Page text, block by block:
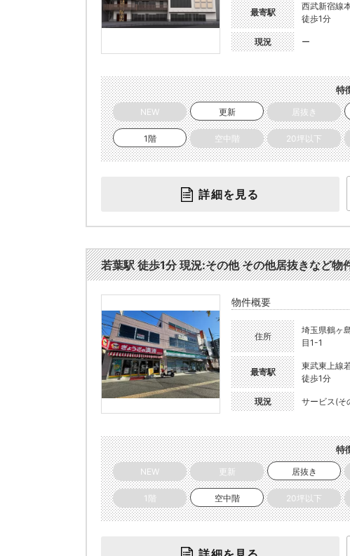
最寄駅
西武新宿線
徒歩1分
現況 ー
特
NEW 更新 居抜き
1階 空中階 20坪以下
詳細を見る
若葉駅 徒歩1分 現況:その他 その他居抜きなど
物件概要
住所
埼玉県鶴ヶ
目1-1
最寄駅
東武東上線
徒歩1分
現況 サービス(そ
特
NEW 更新 居抜き
1階 空中階 20坪以下